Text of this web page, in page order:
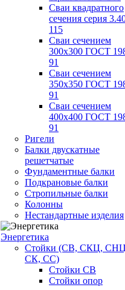
Сваи квадратного
сечения серия
115
Сваи сечением
300х300 ГОСТ
91
Сваи сечением
350х350 ГОСТ
91
Сваи сечением
400х400 ГОСТ
91
Ригели
Балки двускатные
решетчатые
Фундаментные балки
Подкрановые балки
Стропильные балки
Колонны
Нестандартные изделия
Энергетика
Стойки (СВ, СКЦ,
СК, СС)
Стойки СВ
Стойки опор